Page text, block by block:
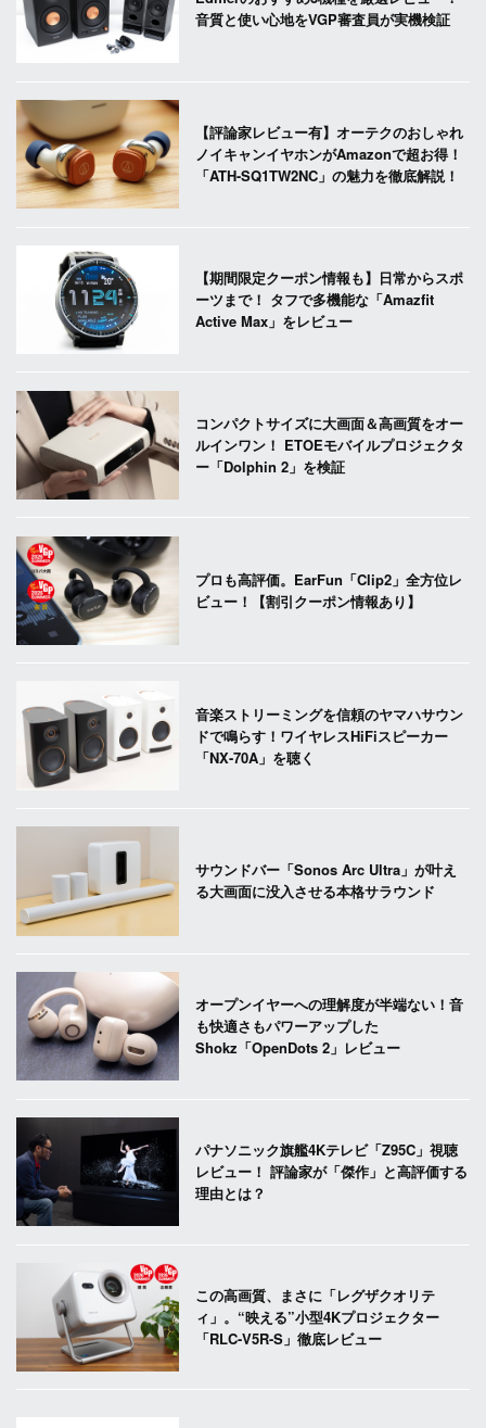
音質と使い心地をVGP審査員が実機検証
【評論家レビュー有】オーテクのおしゃれ
ノイキャンイヤホンがAmazonで超お得！
「ATH-SQ1TW2NC」の魅力を徹底解説！
【期間限定クーポン情報も】日常からスポ
ーツまで！ タフで多機能な「Amazfit
Active Max」をレビュー
コンパクトサイズに大画面＆高画質をオー
ルインワン！ ETOEモバイルプロジェクタ
ー「Dolphin 2」を検証
プロも高評価。EarFun「Clip2」全方位レ
ビュー！【割引クーポン情報あり】
音楽ストリーミングを信頼のヤマハサウン
ドで鳴らす！ワイヤレスHiFiスピーカー
「NX-70A」を聴く
サウンドバー「Sonos Arc Ultra」が叶え
る大画面に没入させる本格サラウンド
オープンイヤーへの理解度が半端ない！音
も快適さもパワーアップした
Shokz「OpenDots 2」レビュー
パナソニック旗艦4Kテレビ「Z95C」視聴
レビュー！ 評論家が「傑作」と高評価する
理由とは？
この高画質、まさに「レグザクオリテ
ィ」。“映える”小型4Kプロジェクター
「RLC-V5R-S」徹底レビュー